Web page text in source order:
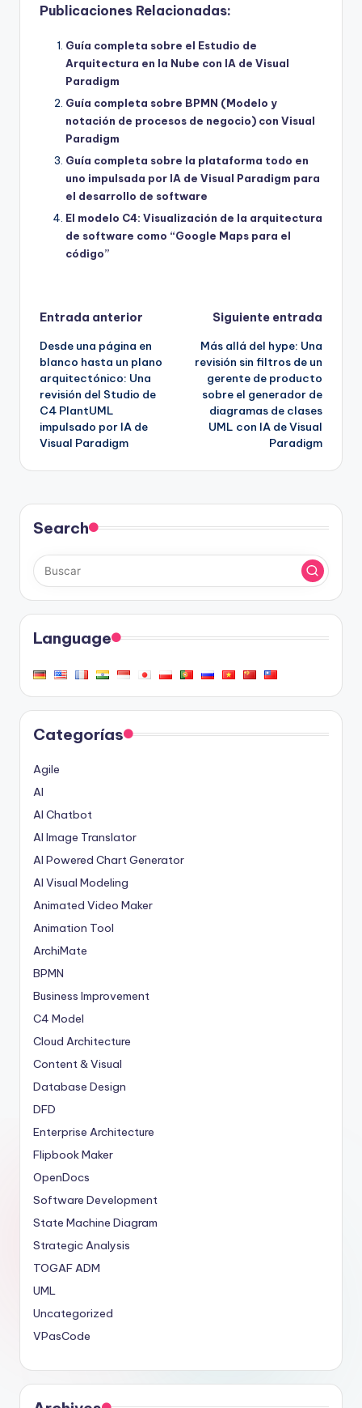
Publicaciones Relacionadas:
Guía completa sobre el Estudio de
Arquitectura en la Nube con IA de Visual
Paradigm
Guía completa sobre BPMN (Modelo y
notación de procesos de negocio) con Visual
Paradigm
Guía completa sobre la plataforma todo en
uno impulsada por IA de Visual Paradigm para
el desarrollo de software
El modelo C4: Visualización de la arquitectura
de software como “Google Maps para el
código”
Navegación
de
entradas
Entrada anterior
Desde una página en
blanco hasta un plano
arquitectónico: Una
revisión del Studio de
C4 PlantUML
impulsado por IA de
Visual Paradigm
Siguiente entrada
Más allá del hype: Una
revisión sin filtros de un
gerente de producto
sobre el generador de
diagramas de clases
UML con IA de Visual
Paradigm
Search
Language
Categorías
Agile
AI
AI Chatbot
AI Image Translator
AI Powered Chart Generator
AI Visual Modeling
Animated Video Maker
Animation Tool
ArchiMate
BPMN
Business Improvement
C4 Model
Cloud Architecture
Content & Visual
Database Design
DFD
Enterprise Architecture
Flipbook Maker
OpenDocs
Software Development
State Machine Diagram
Strategic Analysis
TOGAF ADM
UML
Uncategorized
VPasCode